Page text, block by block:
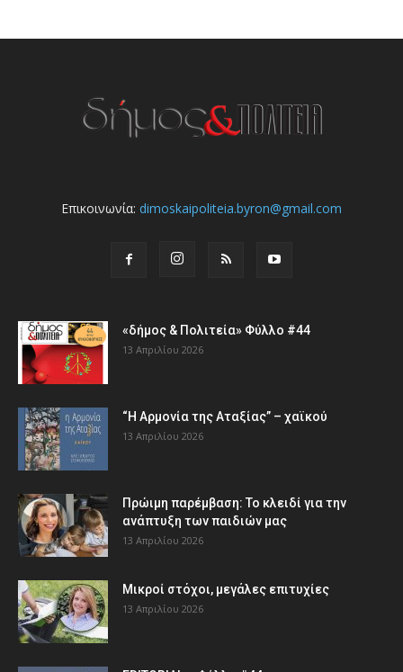
Επικοινωνία: dimoskaipoliteia.byron@gmail.com
«δήμος & Πολιτεία» Φύλλο #44
13 Απριλίου 2026
“Η Αρμονία της Αταξίας” – χαϊκού
13 Απριλίου 2026
Πρώιμη παρέμβαση: Το κλειδί για την
ανάπτυξη των παιδιών µας
13 Απριλίου 2026
Μικροί στόχοι, μεγάλες επιτυχίες
13 Απριλίου 2026